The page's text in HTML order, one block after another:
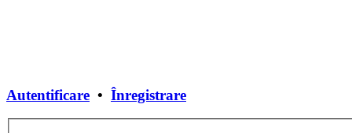
Autentificare • Înregistrare